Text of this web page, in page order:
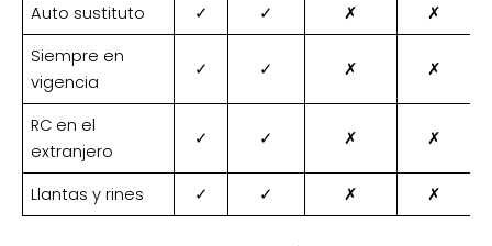
Auto sustituto
✓ ✓ ✗
✗
Siempre en
vigencia
✓ ✓ ✗ ✗
RC en el
extranjero
✓ ✓ ✗ ✗
Llantas y rines ✓ ✓ ✗ ✗